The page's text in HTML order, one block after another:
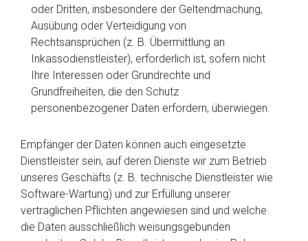
oder Dritten, insbesondere der Geltendmachung,
Ausübung oder Verteidigung von
Rechtsansprüchen (z. B. Übermittlung an
Inkassodienstleister), erforderlich ist, sofern nicht
Ihre Interessen oder Grundrechte und
Grundfreiheiten, die den Schutz
personenbezogener Daten erfordern, überwiegen.
Empfänger der Daten können auch eingesetzte
Dienstleister sein, auf deren Dienste wir zum Betrieb
unseres Geschäfts (z. B. technische Dienstleister wie
Software-Wartung) und zur Erfüllung unserer
vertraglichen Pflichten angewiesen sind und welche
die Daten ausschließlich weisungsgebunden